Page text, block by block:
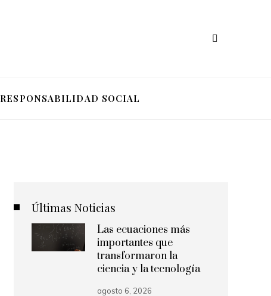
RESPONSABILIDAD SOCIAL
Últimas Noticias
Las ecuaciones más
importantes que
transformaron la
ciencia y la tecnología
agosto 6, 2026